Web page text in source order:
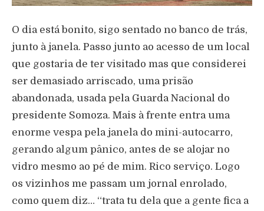
O dia está bonito, sigo sentado no banco de trás,
junto à janela. Passo junto ao acesso de um local
que gostaria de ter visitado mas que considerei
ser demasiado arriscado, uma prisão
abandonada, usada pela Guarda Nacional do
presidente Somoza. Mais à frente entra uma
enorme vespa pela janela do mini-autocarro,
gerando algum pânico, antes de se alojar no
vidro mesmo ao pé de mim. Rico serviço. Logo
os vizinhos me passam um jornal enrolado,
como quem diz… “trata tu dela que a gente fica a